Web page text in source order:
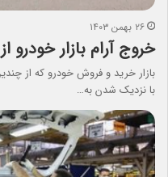
۲۶ بهمن ۱۴۰۳
خروج آرام بازار خودرو
بازار خرید و فروش خودرو که از
با نزدیک شدن به…